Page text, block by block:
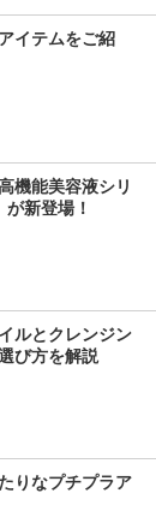
イテムをご紹
機能美容液シリ
新登場！
ルとクレンジン
び方を解説
りなプチプラア